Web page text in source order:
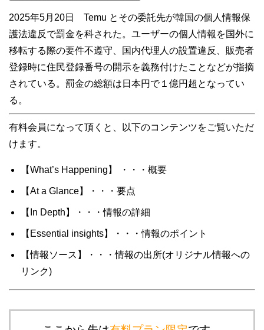
2025年5月20日 Temu とその委託先が韓国の個人情報保
護法違反で罰金を科された。ユーザーの個人情報を国外に
移転する際の要件不遵守、国内代理人の設置違反、販売者
登録時に住民登録番号の開示を義務付けたことなどが指摘
されている。罰金の総額は日本円で１億円超となってい
る。
有料会員になって頂くと、以下のコンテンツをご覧いただ
けます。
【What’s Happening】 ・・・概要
【At a Glance】・・・要点
【In Depth】・・・情報の詳細
【Essential insights】・・・情報のポイント
【情報ソース】・・・情報の出所(オリジナル情報への
リンク)